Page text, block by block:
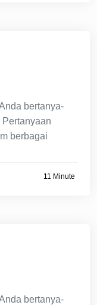
bertanya-
berbagai
11 Minute
bertanya-